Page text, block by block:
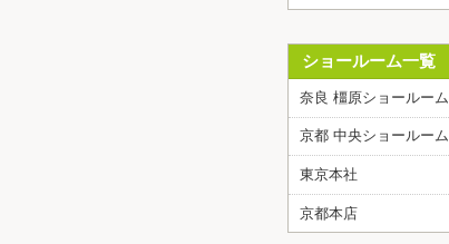
ショールーム一覧
奈良 橿原ショールーム
京都 中央ショールーム
東京本社
京都本店